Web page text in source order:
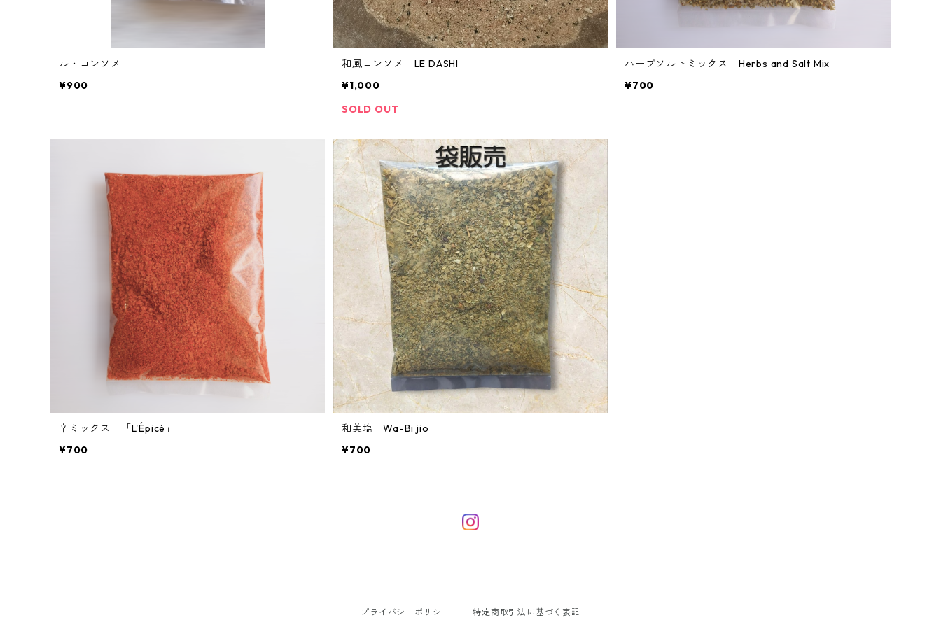
ル・コンソメ
¥900
和風コンソメ LE DASHI
¥1,000
SOLD OUT
ハーブソルトミックス Herbs and Salt Mix
¥700
辛ミックス 「L'Épicé」
¥700
和美塩 Wa-Bi jio
¥700
プライバシーポリシー 特定商取引法に基づく表記